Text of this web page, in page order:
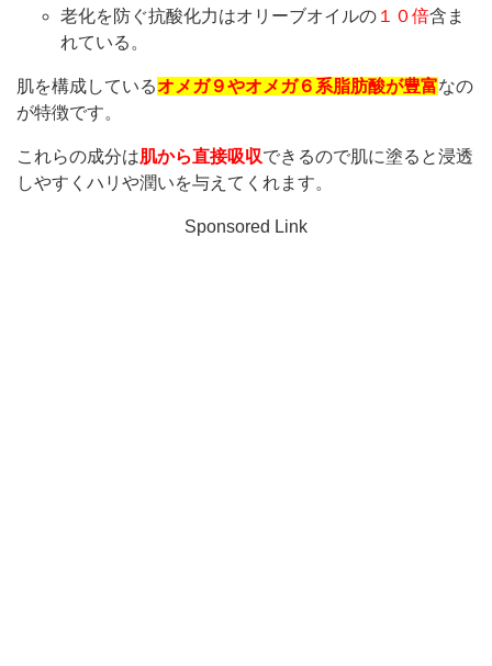
老化を防ぐ抗酸化力はオリーブオイルの １０倍含ま
れている。
肌を構成しているオメガ９やオメガ６系脂肪酸が豊富なの
が特徴です。
これらの成分は肌から直接吸収できるので肌に塗ると浸透
しやすくハリや潤いを与えてくれます。
Sponsored Link